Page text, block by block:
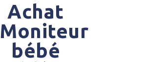
Achat
Moniteur
bébé